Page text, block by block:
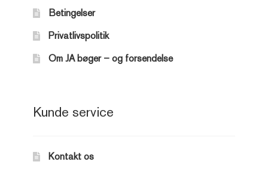
Betingelser
Privatlivspolitik
Om JA bøger – og forsendelse
Kunde service
Kontakt os